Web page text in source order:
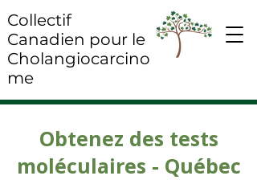
Collectif
Canadien pour le
Cholangiocarcino
me
Obtenez des tests
moléculaires - Québec